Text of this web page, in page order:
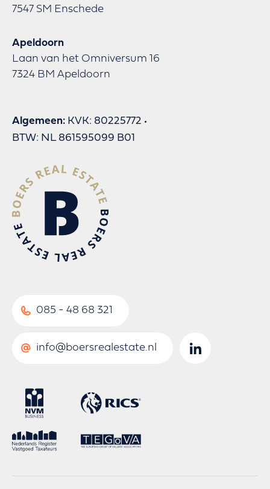
7547 SM Enschede
Apeldoorn
Laan van het Omniversum 16
7324 BM Apeldoorn
Algemeen: KVK: 80225772
BTW: NL 861595099 B01
085 - 48 68 321
info@boersrealestate.nl